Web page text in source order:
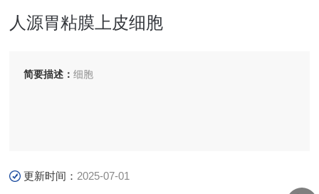
人源胃粘膜上皮细胞
简要描述：细胞
更新时间： 2025-07-01